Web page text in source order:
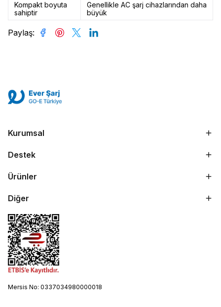
Kompakt boyuta
sahiptir
Genellikle AC şarj cihazlarından daha
büyük
Paylaş:
Kurumsal
Destek
Ürünler
Diğer
Mersis No: 0337034980000018